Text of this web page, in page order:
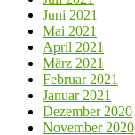
Juni 2021
Mai 2021
April 2021
März 2021
Februar 2021
Januar 2021
Dezember 2020
November 2020